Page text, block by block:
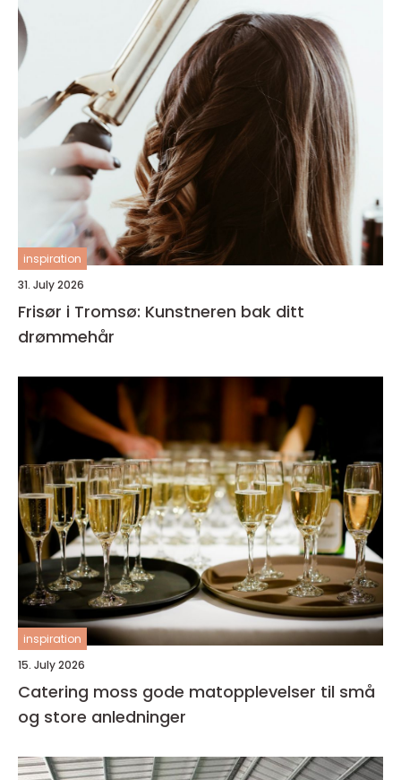
inspiration
31. July 2026
Frisør i Tromsø: Kunstneren bak ditt
drømmehår
inspiration
15. July 2026
Catering moss gode matopplevelser til små
og store anledninger